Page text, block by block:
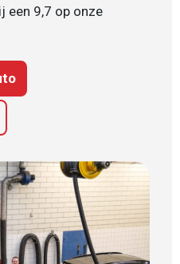
een 9,7 op onze